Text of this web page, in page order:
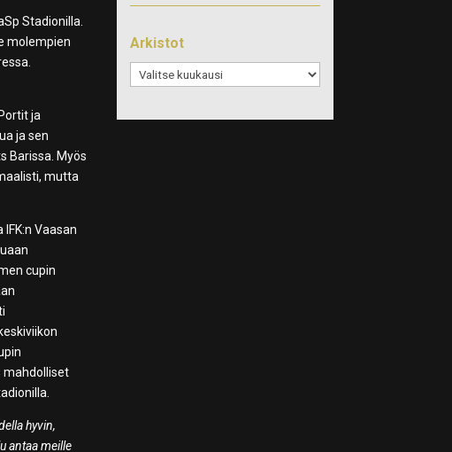
Stadionilla.
molempien
ja
ja sen
Barissa. Myös
mutta
Vaasan
cupin
mahdolliset
hyvin,
antaa meille
Arkistot
Arkistot